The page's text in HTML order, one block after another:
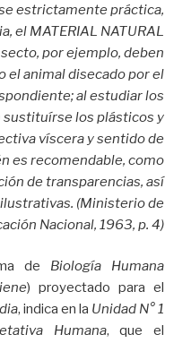
estrictamente práctica,
el MATERIAL NATURAL
por ejemplo, deben
el animal disecado por el
al estudiar los
sustituírse los plásticos y
víscera y sentido de
es recomendable, como
de transparencias, así
(Ministerio de
Nacional, 1963, p. 4)
de Biología Humana
) proyectado para el
, indica en la Unidad N° 1
Humana, que el